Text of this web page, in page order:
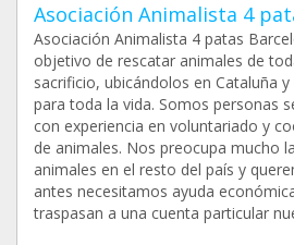
Asociación Animalista 4
Asociación Animalista 4 patas
objetivo de rescatar animales de
sacrificio, ubicándolos en Cataluña
para toda la vida. Somos personas
con experiencia en voluntariado y
de animales. Nos preocupa mucho
animales en el resto del país y
antes necesitamos ayuda
traspasan a una cuenta particular